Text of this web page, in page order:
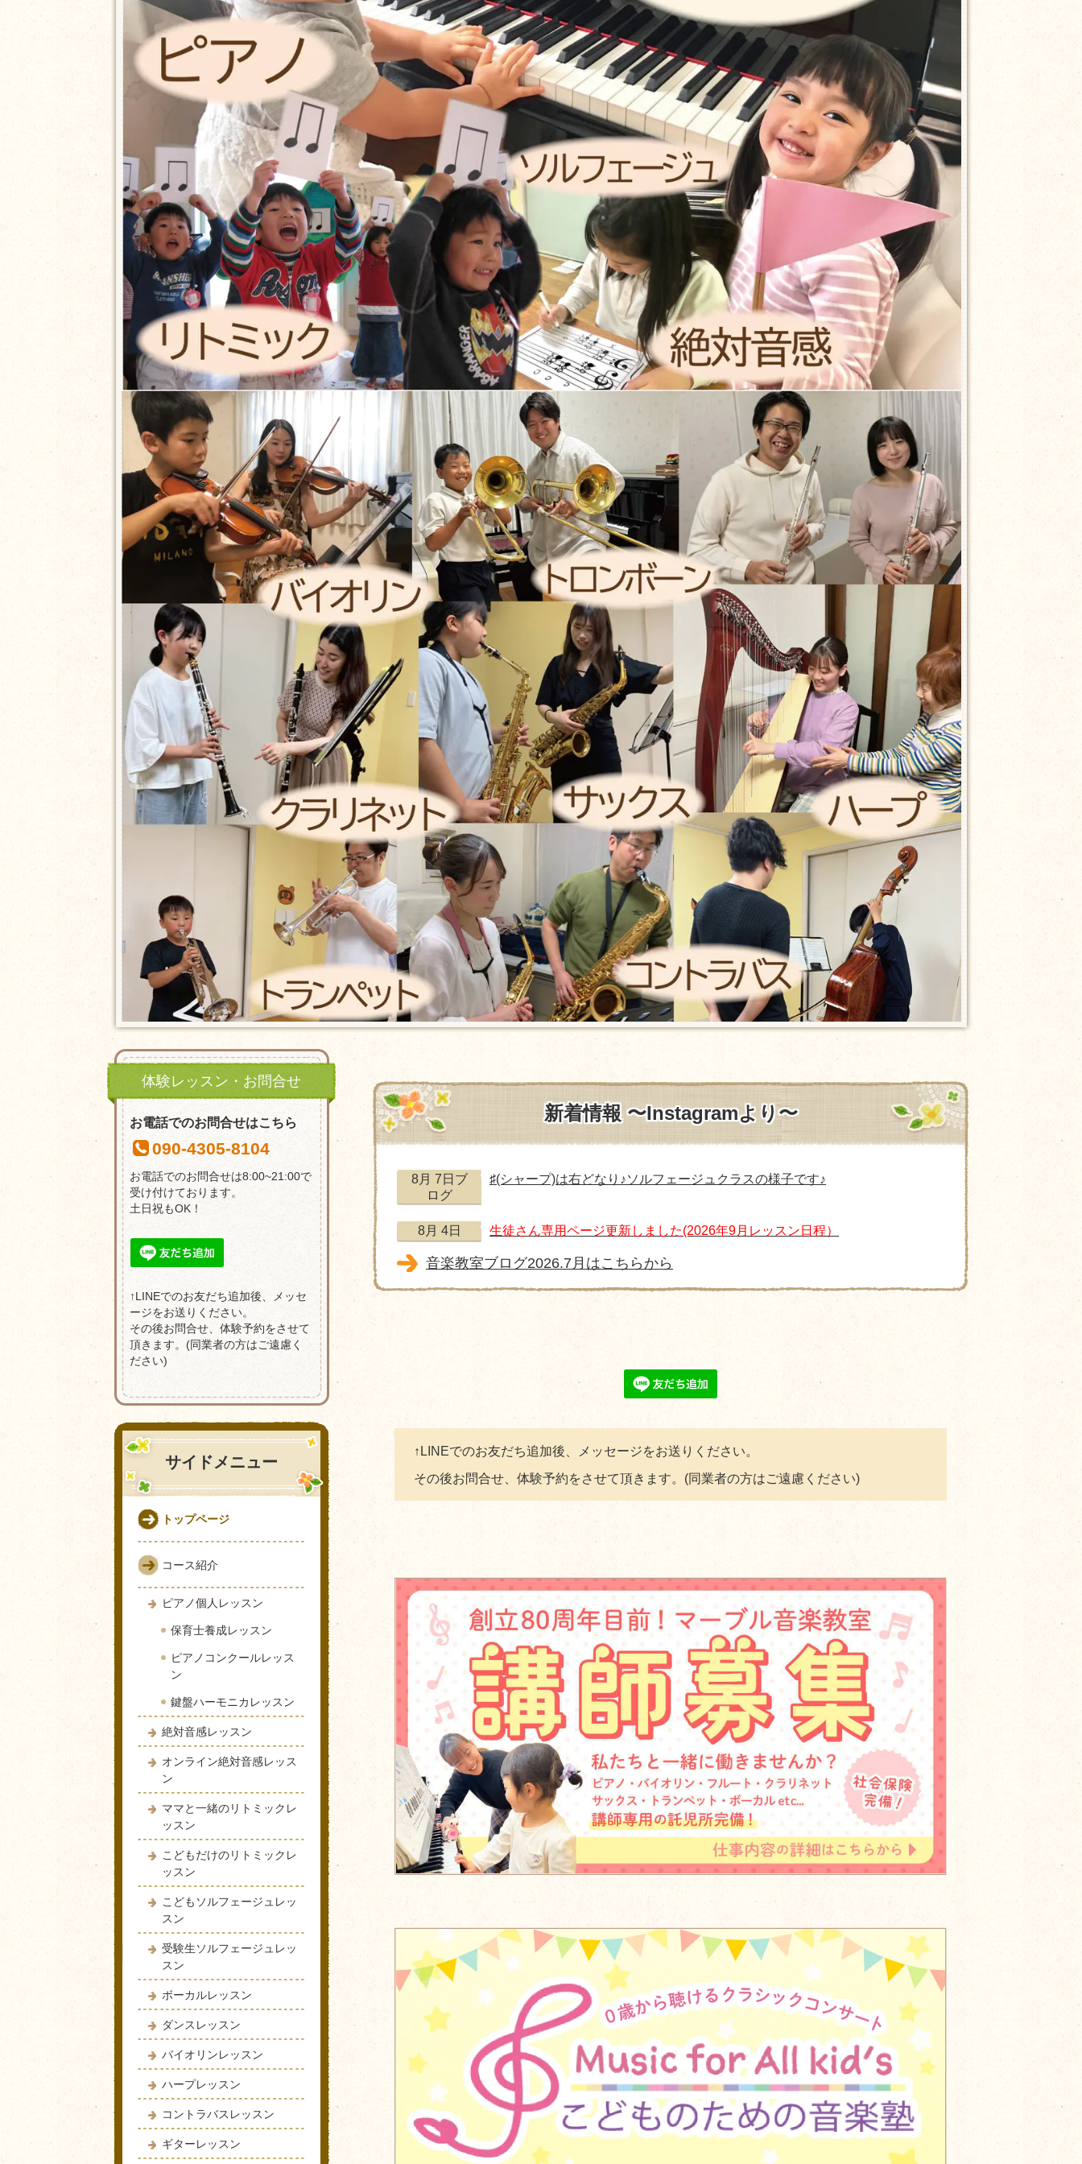
新着情報 〜Instagramより〜
8月 7日ブ
ログ
♯(シャープ)は右どなり♪ソルフェージュクラスの様子です♪
8月 4日 生徒さん専用ページ更新しました(2026年9月レッスン日程）
音楽教室ブログ2026.7月はこちらから
↑LINEでのお友だち追加後、メッセージをお送りください。
その後お問合せ、体験予約をさせて頂きます。(同業者の方はご遠慮ください)
体験レッスン・お問合せ
お電話でのお問合せはこちら
090-4305-8104
お電話でのお問合せは8:00~21:00で
受け付けております。
土日祝もOK！
↑LINEでのお友だち追加後、メッセ
ージをお送りください。
その後お問合せ、体験予約をさせて
頂きます。(同業者の方はご遠慮く
ださい)
サイドメニュー
トップページ
コース紹介
ピアノ個人レッスン
保育士養成レッスン
ピアノコンクールレッス
ン
鍵盤ハーモニカレッスン
絶対音感レッスン
オンライン絶対音感レッス
ン
ママと一緒のリトミックレ
ッスン
こどもだけのリトミックレ
ッスン
こどもソルフェージュレッ
スン
受験生ソルフェージュレッ
スン
ボーカルレッスン
ダンスレッスン
バイオリンレッスン
ハープレッスン
コントラバスレッスン
ギターレッスン